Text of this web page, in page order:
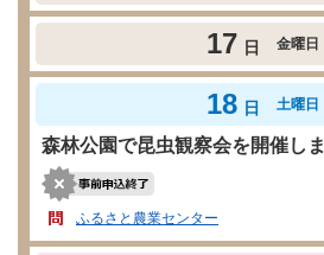
17 日 金曜日
18 日 土曜日
森林公園で昆虫観察会を開催し
ふるさと農業センター